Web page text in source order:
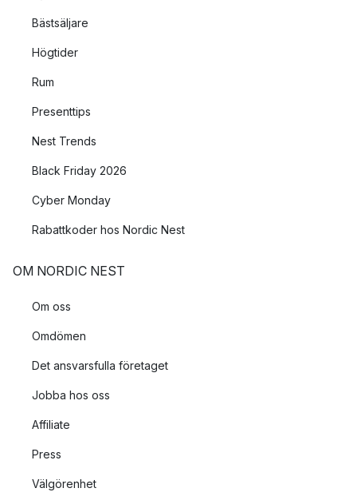
Bästsäljare
Högtider
Rum
Presenttips
Nest Trends
Black Friday 2026
Cyber Monday
Rabattkoder hos Nordic Nest
OM NORDIC NEST
Om oss
Omdömen
Det ansvarsfulla företaget
Jobba hos oss
Affiliate
Press
Välgörenhet